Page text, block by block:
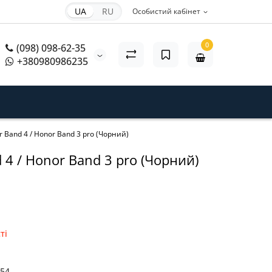
Особистий кабінет
UA RU
(098) 098-62-35
+380980986235
0
Band 4 / Honor Band 3 pro (Чорний)
4 / Honor Band 3 pro (Чорний)